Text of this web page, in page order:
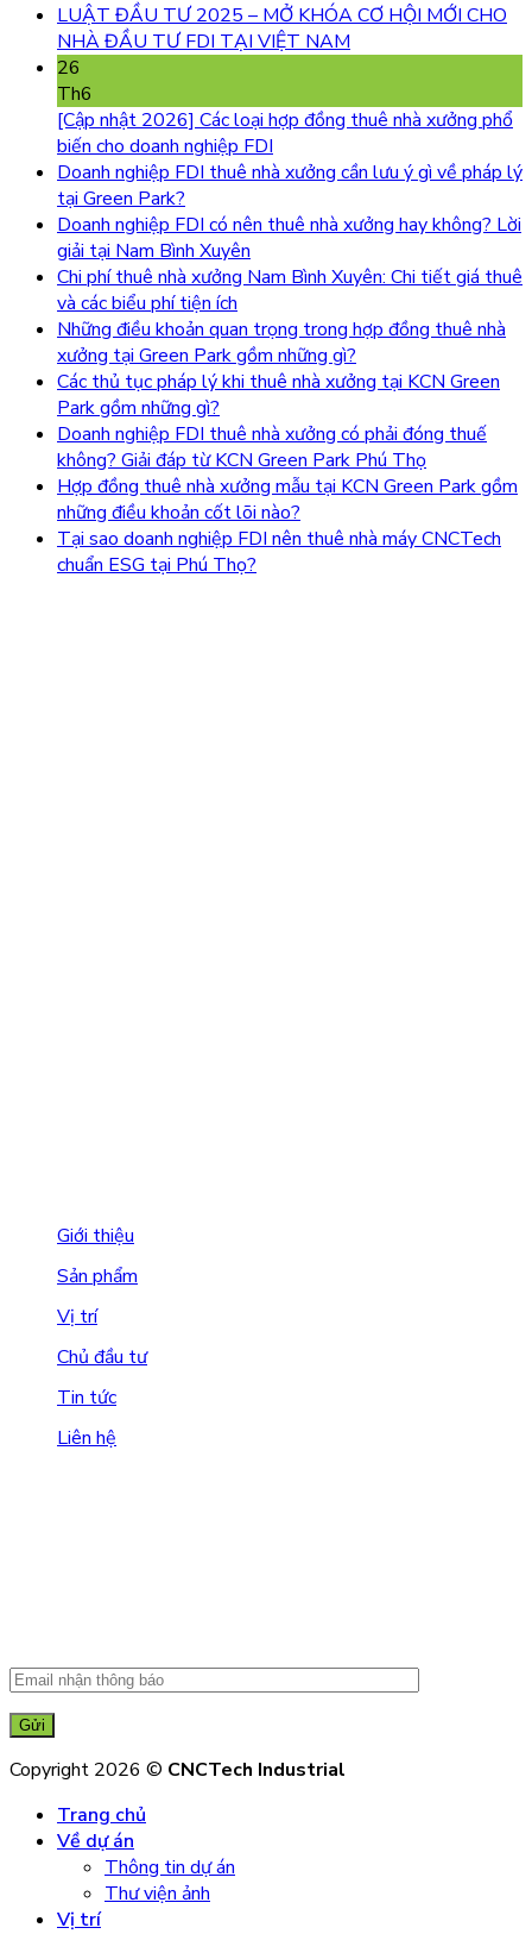
LUẬT ĐẦU TƯ 2025 – MỞ KHÓA CƠ HỘI MỚI CHO
NHÀ ĐẦU TƯ FDI TẠI VIỆT NAM
26
Th6
[Cập nhật 2026] Các loại hợp đồng thuê nhà xưởng phổ
biến cho doanh nghiệp FDI
Doanh nghiệp FDI thuê nhà xưởng cần lưu ý gì về pháp lý
tại Green Park?
Doanh nghiệp FDI có nên thuê nhà xưởng hay không? Lời
giải tại Nam Bình Xuyên
Chi phí thuê nhà xưởng Nam Bình Xuyên: Chi tiết giá thuê
và các biểu phí tiện ích
Những điều khoản quan trọng trong hợp đồng thuê nhà
xưởng tại Green Park gồm những gì?
Các thủ tục pháp lý khi thuê nhà xưởng tại KCN Green
Park gồm những gì?
Doanh nghiệp FDI thuê nhà xưởng có phải đóng thuế
không? Giải đáp từ KCN Green Park Phú Thọ
Hợp đồng thuê nhà xưởng mẫu tại KCN Green Park gồm
những điều khoản cốt lõi nào?
Tại sao doanh nghiệp FDI nên thuê nhà máy CNCTech
chuẩn ESG tại Phú Thọ?
Giới thiệu
Sản phẩm
Vị trí
Chủ đầu tư
Tin tức
Liên hệ
Copyright 2026 © CNCTech Industrial
Trang chủ
Về dự án
Thông tin dự án
Thư viện ảnh
Vị trí